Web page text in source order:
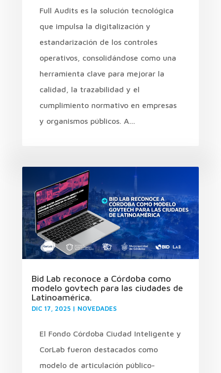
Full Audits es la solución tecnológica
que impulsa la digitalización y
estandarización de los controles
operativos, consolidándose como una
herramienta clave para mejorar la
calidad, la trazabilidad y el
cumplimiento normativo en empresas
y organismos públicos. A...
Bid Lab reconoce a Córdoba como
modelo govtech para las ciudades de
Latinoamérica.
DIC 17, 2025| NOVEDADES
El Fondo Córdoba Ciudad Inteligente y
CorLab fueron destacados como
modelo de articulación público-